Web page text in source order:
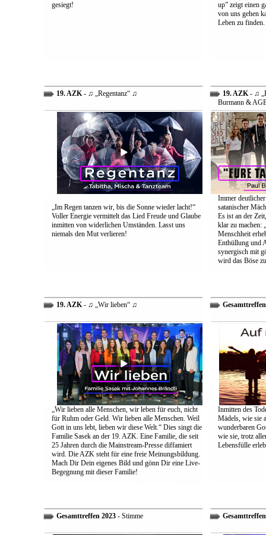
gesiegt!
up” zeigt einen
von uns gehen
Leben zu finden.
19. AZK- ♫ „Regentanz“ ♫
„Im Regen tanzen wir, bis die Sonne wieder lacht!“
Voller Energie vermittelt das Lied Freude und Glaube
inmitten von widerlichen Umständen. Lasst uns
niemals den Mut verlieren!
19. AZK- ♫
Burmann &
Immer
satanischer
Es ist an der
klar zu machen:
Menschheit
Enthüllung und
synergisch mit
wird das Böse
19. AZK- ♫ „Wir lieben“ ♫
„Wir lieben alle Menschen, wir leben für euch, nicht
für Ruhm oder Geld. Wir lieben alle Menschen. Weil
Gott in uns lebt, lieben wir diese Welt.“ Dies singt die
Familie Sasek an der 19. AZK. Eine Familie, die seit
25 Jahren durch die Mainstream-Presse diffamiert
wird. Die AZK steht für eine freie Meinungsbildung.
Mach Dir Dein eigenes Bild und gönn Dir eine Live-
Begegnung mit dieser Familie!
Inmitten des
Mädels, wie sie
wunderbaren
wie sie, trotz
Lebensfülle
Gesamttreffen 2023- Stimme